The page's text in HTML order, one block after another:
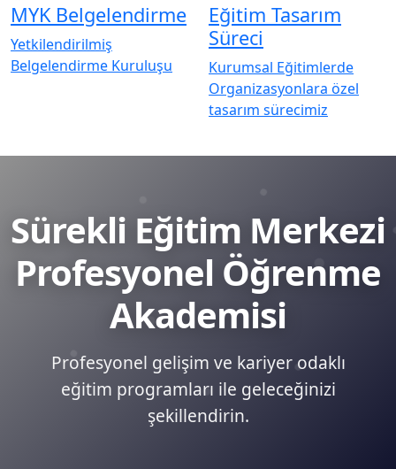
MYK Belgelendirme
Yetkilendirilmiş
Belgelendirme Kuruluşu
Eğitim Tasarım
Süreci
Kurumsal Eğitimlerde
Organizasyonlara özel
tasarım sürecimiz
Sürekli Eğitim Merkezi
Profesyonel Öğrenme
Akademisi
Profesyonel gelişim ve kariyer odaklı
eğitim programları ile geleceğinizi
şekillendirin.